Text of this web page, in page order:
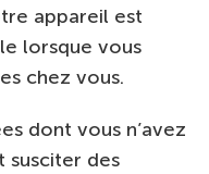
appareil est
lorsque vous
chez vous.
dont vous n’avez
susciter des